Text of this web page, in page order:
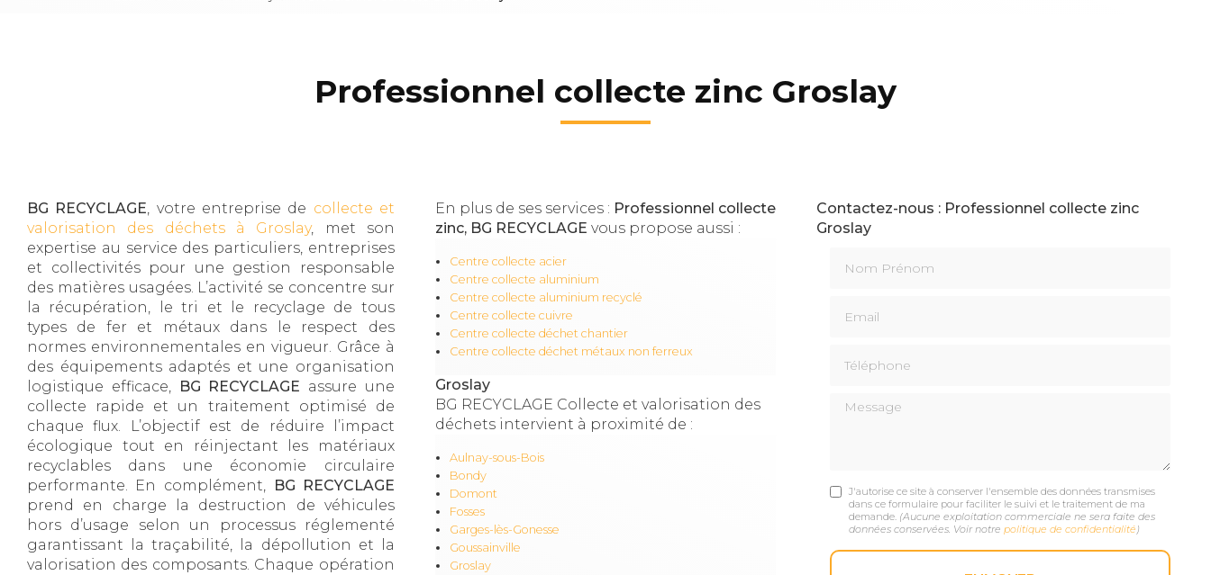
Professionnel collecte zinc Groslay
BG RECYCLAGE, votre entreprise de collecte et
valorisation des déchets à Groslay, met son
expertise au service des particuliers, entreprises
et collectivités pour une gestion responsable
des matières usagées. L’activité se concentre sur
la récupération, le tri et le recyclage de tous
types de fer et métaux dans le respect des
normes environnementales en vigueur. Grâce à
des équipements adaptés et une organisation
logistique efficace,
BG RECYCLAGE assure une
collecte rapide et un traitement optimisé de
chaque flux. L’objectif est de réduire l’impact
écologique tout en réinjectant les matériaux
recyclables dans une économie circulaire
performante. En complément,
BG RECYCLAGE
prend en charge la destruction de véhicules
hors d’usage selon un processus réglementé
garantissant la traçabilité, la dépollution et la
valorisation des composants. Chaque opération
En plus de ses services : Professionnel collecte
zinc, BG RECYCLAGE vous propose aussi :
Centre collecte acier
Centre collecte aluminium
Centre collecte aluminium recyclé
Centre collecte cuivre
Centre collecte déchet chantier
Centre collecte déchet métaux non ferreux
Groslay
BG RECYCLAGE Collecte et valorisation des
déchets intervient à proximité de :
Aulnay-sous-Bois
Bondy
Domont
Fosses
Garges-lès-Gonesse
Goussainville
Groslay
Contactez-nous : Professionnel collecte zinc
Groslay
Message
J'autorise ce site à conserver l'ensemble des données transmises
dans ce formulaire pour faciliter le suivi et le traitement de ma
demande. (Aucune exploitation commerciale ne sera faite des
données conservées. Voir notre politique de confidentialité )